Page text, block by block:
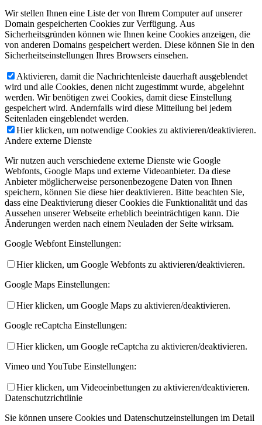
Wir stellen Ihnen eine Liste der von Ihrem Computer auf unserer
Domain gespeicherten Cookies zur Verfügung. Aus
Sicherheitsgründen können wie Ihnen keine Cookies anzeigen, die
von anderen Domains gespeichert werden. Diese können Sie in den
Sicherheitseinstellungen Ihres Browsers einsehen.
Aktivieren, damit die Nachrichtenleiste dauerhaft ausgeblendet
wird und alle Cookies, denen nicht zugestimmt wurde, abgelehnt
werden. Wir benötigen zwei Cookies, damit diese Einstellung
gespeichert wird. Andernfalls wird diese Mitteilung bei jedem
Seitenladen eingeblendet werden.
Hier klicken, um notwendige Cookies zu aktivieren/deaktivieren.
Andere externe Dienste
Wir nutzen auch verschiedene externe Dienste wie Google
Webfonts, Google Maps und externe Videoanbieter. Da diese
Anbieter möglicherweise personenbezogene Daten von Ihnen
speichern, können Sie diese hier deaktivieren. Bitte beachten Sie,
dass eine Deaktivierung dieser Cookies die Funktionalität und das
Aussehen unserer Webseite erheblich beeinträchtigen kann. Die
Änderungen werden nach einem Neuladen der Seite wirksam.
Google Webfont Einstellungen:
Hier klicken, um Google Webfonts zu aktivieren/deaktivieren.
Google Maps Einstellungen:
Hier klicken, um Google Maps zu aktivieren/deaktivieren.
Google reCaptcha Einstellungen:
Hier klicken, um Google reCaptcha zu aktivieren/deaktivieren.
Vimeo und YouTube Einstellungen:
Hier klicken, um Videoeinbettungen zu aktivieren/deaktivieren.
Datenschutzrichtlinie
Sie können unsere Cookies und Datenschutzeinstellungen im Detail